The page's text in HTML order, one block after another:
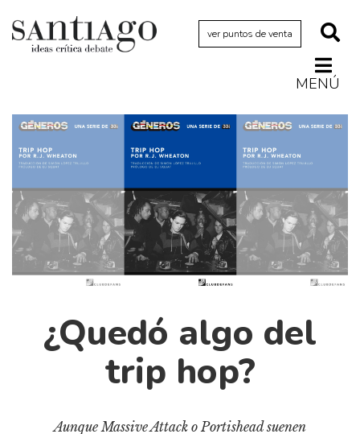
ver puntos de venta
MENÚ
Actualidad
Archivo Cenfoto-UDP
Arquetipos de situación
Artes visuales
Ciencia
Cine y televisión
Ciudad
Críticas
Diccionario portátil de la literatura chilena
¿Quedó algo del
trip hop?
Aunque Massive Attack o Portishead suenen